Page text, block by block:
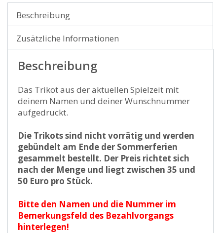
Beschreibung
Zusätzliche Informationen
Beschreibung
Das Trikot aus der aktuellen Spielzeit mit
deinem Namen und deiner Wunschnummer
aufgedruckt.
Die Trikots sind nicht vorrätig und werden
gebündelt am Ende der Sommerferien
gesammelt bestellt. Der Preis richtet sich
nach der Menge und liegt zwischen 35 und
50 Euro pro Stück.
Bitte den Namen und die Nummer im
Bemerkungsfeld des Bezahlvorgangs
hinterlegen!